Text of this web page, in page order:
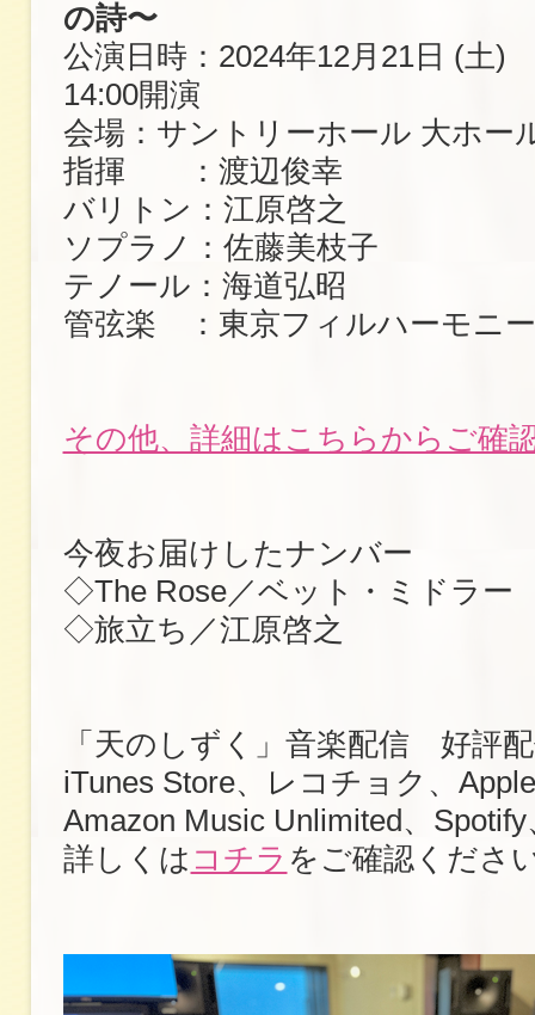
の詩〜
公演日時：2024年12月21日 (土
14:00開演
会場：サントリーホール 大ホー
指揮 ：渡辺俊幸
バリトン：江原啓之
ソプラノ：佐藤美枝子
テノール：海道弘昭
管弦楽 ：東京フィルハーモニ
その他、詳細はこちらからご確
今夜お届けしたナンバー
◇The Rose／ベット・ミドラー
◇旅立ち／江原啓之
「天のしずく」音楽配信 好評
iTunes Store、レコチョク、
Amazon Music Unlimited、
詳しくは コチラ をご確認くださ